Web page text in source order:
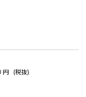
円 (税抜)